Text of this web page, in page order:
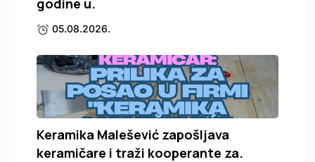
05.08.2026.
Keramika Malešević zapošljava
keramičare i traži kooperante za.